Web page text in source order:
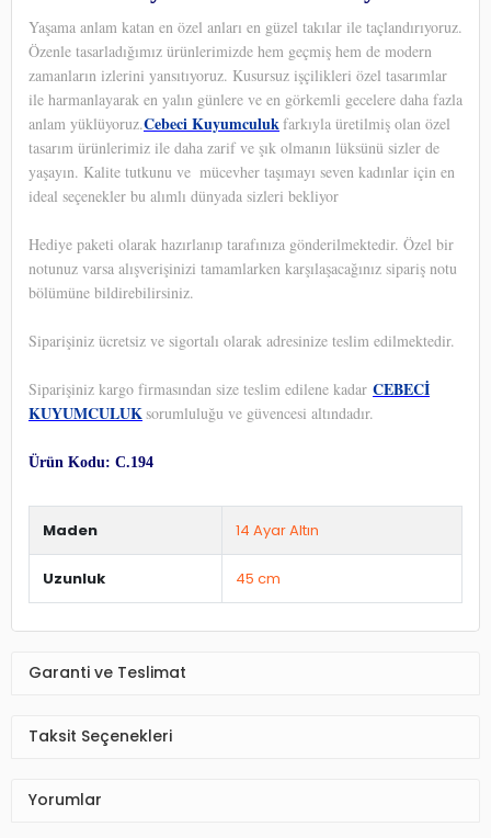
Yaşama anlam katan en özel anları en güzel takılar ile taçlandırıyoruz.
Özenle tasarladığımız ürünlerimizde hem geçmiş hem de modern
zamanların izlerini yansıtıyoruz. Kusursuz işçilikleri özel tasarımlar
ile harmanlayarak en yalın günlere ve en görkemli gecelere daha fazla
anlam yüklüyoruz.Cebeci Kuyumculukfarkıyla üretilmiş olan özel
tasarım ürünlerimiz ile daha zarif ve şık olmanın lüksünü sizler de
yaşayın. Kalite tutkunu ve mücevher taşımayı seven kadınlar için en
ideal seçenekler bu alımlı dünyada sizleri bekliyor
Hediye paketi olarak hazırlanıp tarafınıza gönderilmektedir. Özel bir
notunuz varsa alışverişinizi tamamlarken karşılaşacağınız sipariş notu
bölümüne bildirebilirsiniz.
Siparişiniz ücretsiz ve sigortalı olarak adresinize teslim edilmektedir.
Siparişiniz kargo firmasından size teslim edilene kadar CEBECİ
KUYUMCULUKsorumluluğu ve güvencesi altındadır.
Ürün Kodu: C.194
Maden 14 Ayar Altın
Uzunluk 45 cm
Garanti ve Teslimat
Taksit Seçenekleri
Yorumlar